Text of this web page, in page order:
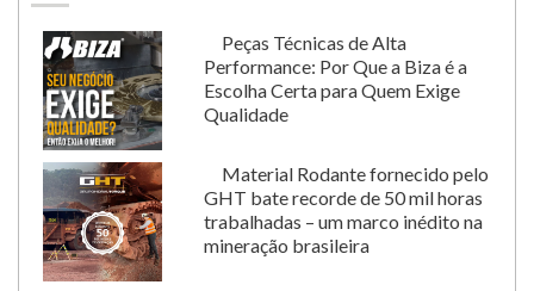
Peças Técnicas de Alta
Performance: Por Que a Biza é a
Escolha Certa para Quem Exige
Qualidade
Material Rodante fornecido pelo
GHT bate recorde de 50 mil horas
trabalhadas – um marco inédito na
mineração brasileira